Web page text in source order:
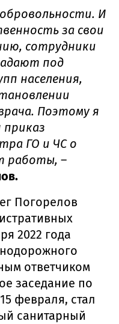
И
за свои
сотрудники
под
населения,
Поэтому я
приказ
ГО и ЧС о
работы, –
Погорелов
2022 года
ответчиком
заседание по
февраля, стал
санитарный